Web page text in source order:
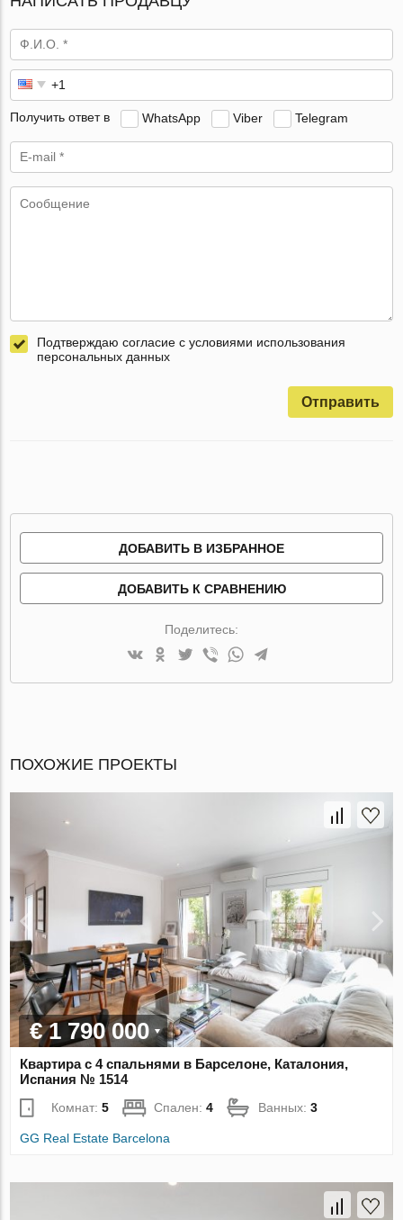
Получить ответ в WhatsApp Viber Telegram
Подтверждаю согласие с условиями использования
персональных данных
Отправить
ДОБАВИТЬ В ИЗБРАННОЕ
ДОБАВИТЬ К СРАВНЕНИЮ
Поделитесь:
ПОХОЖИЕ ПРОЕКТЫ
€ 1 790 000
Квартира с 4 спальнями в Барселоне, Каталония,
Испания № 1514
Комнат:5 Спален:4 Ванных:3
GG Real Estate Barcelona